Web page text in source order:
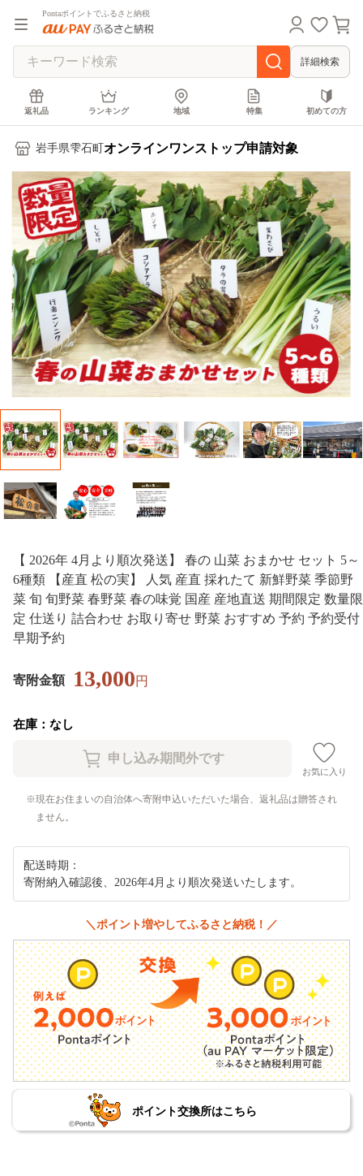
Pontaポイントでふるさと納税
詳細検索
返礼品 ランキング 地域 特集 初めての方
岩手県雫石町 オンラインワンストップ申請対象
【 2026年 4月より順次発送】 春の 山菜 おまかせ セット 5～
6種類 【産直 松の実】 人気 産直 採れたて 新鮮野菜 季節野
菜 旬 旬野菜 春野菜 春の味覚 国産 産地直送 期間限定 数量限
定 仕送り 詰合わせ お取り寄せ 野菜 おすすめ 予約 予約受付
早期予約
寄附金額 13,000円
在庫：なし
お気に入り
現在お住まいの自治体へ寄附申込いただいた場合、返礼品は贈答され
ません。
配送時期：
寄附納入確認後、2026年4月より順次発送いたします。
＼ポイント増やしてふるさと納税！／
ポイント交換所はこちら